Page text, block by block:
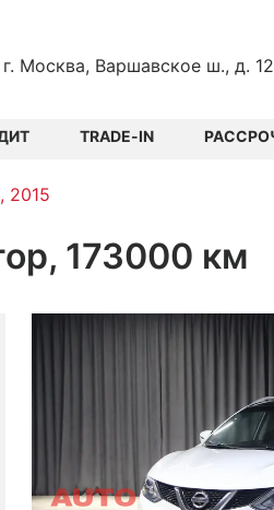
г. Москва, Варшавское ш., д.
TRADE-IN
2015
173000 км